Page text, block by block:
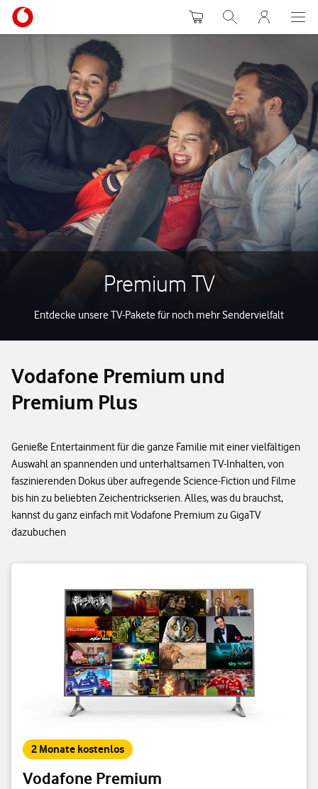
WarenkorbSuche MeinVodafone
Premium TV
Entdecke unsere TV-Pakete für noch mehr Sendervielfalt
Vodafone Premium und
Premium Plus
Genieße Entertainment für die ganze Familie mit einer vielfältigen
Auswahl an spannenden und unterhaltsamen TV-Inhalten, von
faszinierenden Dokus über aufregende Science-Fiction und Filme
bis hin zu beliebten Zeichentrickserien. Alles, was du brauchst,
kannst du ganz einfach mit Vodafone Premium zu GigaTV
dazubuchen
2 Monate kostenlos
Vodafone Premium